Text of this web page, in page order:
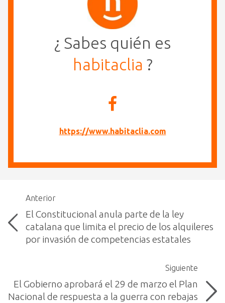
¿ Sabes quién es
habitaclia ?
https://www.habitaclia.com
Anterior
El Constitucional anula parte de la ley
catalana que limita el precio de los alquileres
por invasión de competencias estatales
Siguiente
El Gobierno aprobará el 29 de marzo el Plan
Nacional de respuesta a la guerra con rebajas